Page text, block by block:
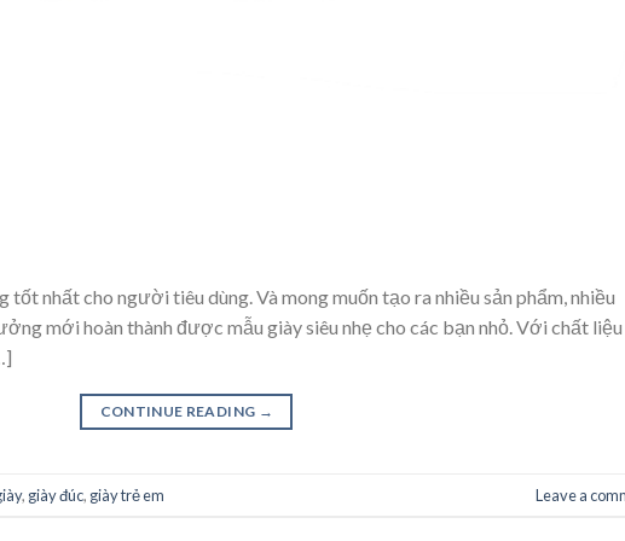
nhất cho người tiêu dùng. Và mong muốn tạo ra nhiều sản phẩm, nhiều
mới hoàn thành được mẫu giày siêu nhẹ cho các bạn nhỏ. Với chất liệu
CONTINUE READING →
, giày đúc, giày trẻ em Leave a